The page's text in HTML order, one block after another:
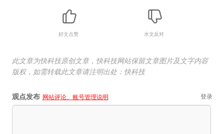
好文点赞 水文反对
此文章为快科技原创文章，快科技网站保留文章图片及文字内容
版权，如需转载此文章请注明出处：快科技
观点发布 网站评论、账号管理说明 登录